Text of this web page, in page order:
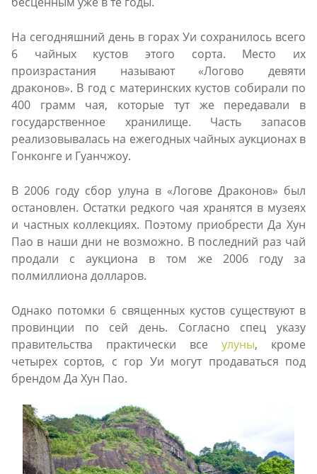
На сегодняшний день в горах Уи сохранилось всего
6 чайных кустов этого сорта. Место их
произрастания называют «Логово девяти
драконов». В год с материнских кустов собирали по
400 грамм чая, которые тут же передавали в
государственное хранилище. Часть запасов
реализовывалась на ежегодных чайных аукционах в
Гонконге и Гуанчжоу.
В 2006 году сбор улуна в «Логове Драконов» был
остановлен. Остатки редкого чая хранятся в музеях
и частных коллекциях. Поэтому приобрести Да Хун
Пао в наши дни не возможно. В последний раз чай
продали с аукциона в том же 2006 году за
полмиллиона долларов.
Однако потомки 6 священных кустов существуют в
провинции по сей день. Согласно спец указу
правительства практически все улуны, кроме
четырех сортов, с гор Уи могут продаваться под
брендом Да Хун Пао.